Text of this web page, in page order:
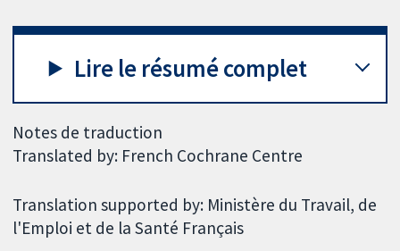
Lire le résumé complet
Notes de traduction
Translated by: French Cochrane Centre
Translation supported by: Ministère du Travail, de
l'Emploi et de la Santé Français